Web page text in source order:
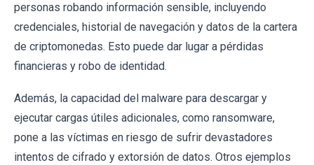
personas robando información sensible, incluyendo
credenciales, historial de navegación y datos de la cartera
de criptomonedas. Esto puede dar lugar a pérdidas
financieras y robo de identidad.
Además, la capacidad del malware para descargar y
ejecutar cargas útiles adicionales, como ransomware,
pone a las víctimas en riesgo de sufrir devastadores
intentos de cifrado y extorsión de datos. Otros ejemplos